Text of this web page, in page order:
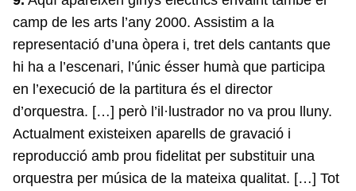
camp de les arts l’any 2000. Assistim a la
representació d’una òpera i, tret dels cantants que
hi ha a l’escenari, l’únic ésser humà que participa
en l’execució de la partitura és el director
d’orquestra. […] però l’il·lustrador no va prou lluny.
Actualment existeixen aparells de gravació i
reproducció amb prou fidelitat per substituir una
orquestra per música de la mateixa qualitat. […] Tot